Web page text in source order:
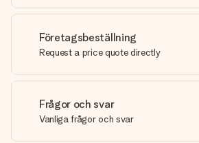
Företagsbeställning
Request a price quote directly
Frågor och svar
Vanliga frågor och svar